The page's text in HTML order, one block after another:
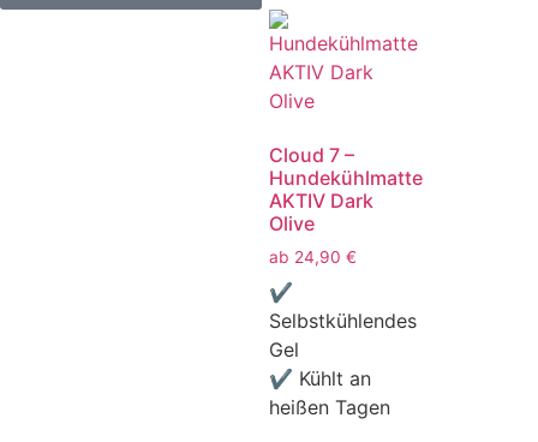
Cloud 7 –
Hundekühlmatte
AKTIV Dark
Olive
ab 24,90 €
✔
Selbstkühlendes
Gel
✔ Kühlt an
heißen Tagen